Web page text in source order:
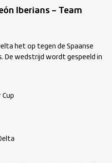
Iberians – Team
het op tegen de Spaanse
De wedstrijd wordt gespeeld in
Cup